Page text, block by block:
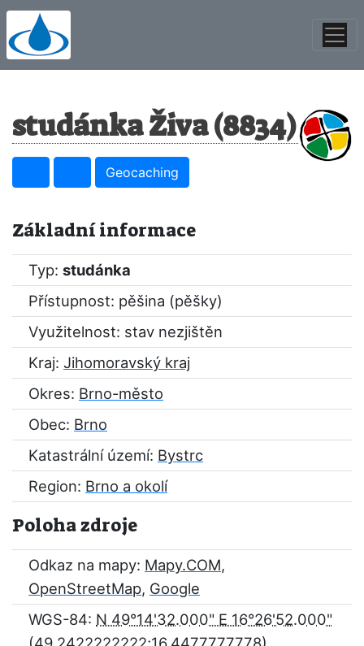
studánka Živa (8834)
Geocaching
Základní informace
Typ: studánka
Přístupnost: pěšina (pěšky)
Využitelnost: stav nezjištěn
Kraj: Jihomoravský kraj
Okres: Brno-město
Obec: Brno
Katastrální území: Bystrc
Region: Brno a okolí
Poloha zdroje
Odkaz na mapy: Mapy.COM,
OpenStreetMap, Google
WGS-84: N 49°14'32.000" E 16°26'52.000"